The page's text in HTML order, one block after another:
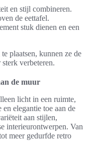
en stijl combineren.
de eettafel.
stuk dienen en een
plaatsen, kunnen ze de
verbeteren.
de muur
licht in een ruimte,
elegantie toe aan de
aan stijlen,
interieurontwerpen. Van
meer gedurfde retro